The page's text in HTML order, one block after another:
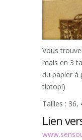
Vous
mais en 3
du papier à
tiptop!)
Tailles : 36,
Lien